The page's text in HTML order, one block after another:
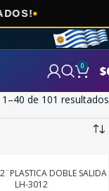
0 $
de 101 resultados
DOBLE SALIDA
LH-3012